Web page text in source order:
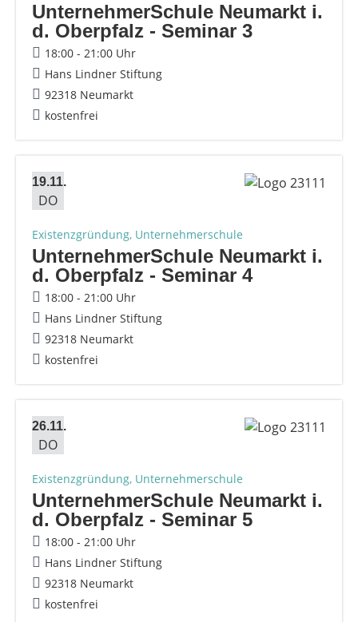
UnternehmerSchule Neumarkt i.
d. Oberpfalz - Seminar 3
18:00 - 21:00 Uhr
Hans Lindner Stiftung
92318 Neumarkt
kostenfrei
19.11.
DO
Existenzgründung, Unternehmerschule
UnternehmerSchule Neumarkt i.
d. Oberpfalz - Seminar 4
18:00 - 21:00 Uhr
Hans Lindner Stiftung
92318 Neumarkt
kostenfrei
26.11.
DO
Existenzgründung, Unternehmerschule
UnternehmerSchule Neumarkt i.
d. Oberpfalz - Seminar 5
18:00 - 21:00 Uhr
Hans Lindner Stiftung
92318 Neumarkt
kostenfrei